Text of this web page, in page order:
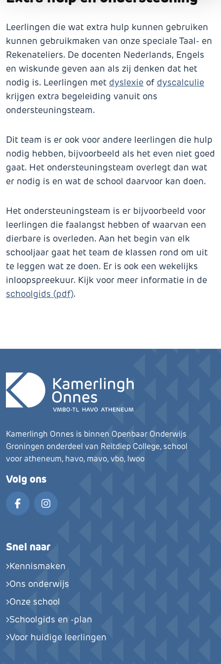
Leerlingen die wat extra hulp kunnen gebruiken
kunnen gebruikmaken van onze speciale Taal- en
Rekenateliers. De docenten Nederlands, Engels
en wiskunde geven aan als zij denken dat het
nodig is. Leerlingen met dyslexie of dyscalculie
krijgen extra begeleiding vanuit ons
ondersteuningsteam.
Dit team is er ook voor andere leerlingen die hulp
nodig hebben, bijvoorbeeld als het even niet goed
gaat. Het ondersteuningsteam overlegt dan wat
er nodig is en wat de school daarvoor kan doen.
Het ondersteuningsteam is er bijvoorbeeld voor
leerlingen die faalangst hebben of waarvan een
dierbare is overleden. Aan het begin van elk
schooljaar gaat het team de klassen rond om uit
te leggen wat ze doen. Er is ook een wekelijks
inloopspreekuur. Kijk voor meer informatie in de
schoolgids (pdf).
Kamerlingh Onnes is binnen Openbaar Onderwijs
Groningen onderdeel van Reitdiep College, school
voor atheneum, havo, mavo, vbo, lwoo
Volg ons
FacebookInstagram
Snel naar
Kennismaken
Ons onderwijs
Onze school
Schoolgids en -plan
Voor huidige leerlingen